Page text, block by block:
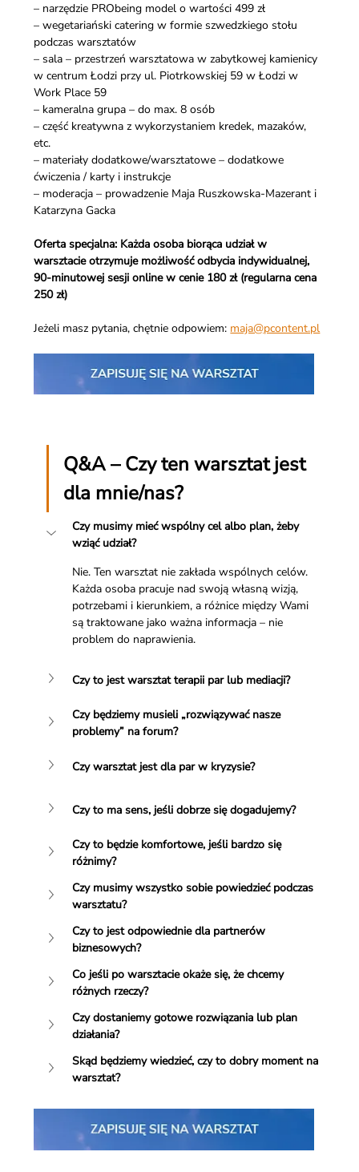
– narzędzie PRObeing model o wartości 499 zł
– wegetariański catering w formie szwedzkiego stołu
podczas warsztatów
– sala – przestrzeń warsztatowa w zabytkowej kamienicy
w centrum Łodzi przy ul. Piotrkowskiej 59 w Łodzi w
Work Place 59
– kameralna grupa – do max. 8 osób
– część kreatywna z wykorzystaniem kredek, mazaków,
etc.
– materiały dodatkowe/warsztatowe – dodatkowe
ćwiczenia / karty i instrukcje
– moderacja – prowadzenie Maja Ruszkowska-Mazerant i
Katarzyna Gacka
Oferta specjalna: Każda osoba biorąca udział w
warsztacie otrzymuje możliwość odbycia indywidualnej,
90-minutowej sesji online w cenie 180 zł (regularna cena
250 zł)
Jeżeli masz pytania, chętnie odpowiem: maja@pcontent.pl
Q&A – Czy ten warsztat jest
dla mnie/nas?
Czy musimy mieć wspólny cel albo plan, żeby
wziąć udział?
Nie. Ten warsztat nie zakłada wspólnych celów.
Każda osoba pracuje nad swoją własną wizją,
potrzebami i kierunkiem, a różnice między Wami
są traktowane jako ważna informacja – nie
problem do naprawienia.
Czy to jest warsztat terapii par lub mediacji?
Czy będziemy musieli „rozwiązywać nasze
problemy” na forum?
Czy warsztat jest dla par w kryzysie?
Czy to ma sens, jeśli dobrze się dogadujemy?
Czy to będzie komfortowe, jeśli bardzo się
różnimy?
Czy musimy wszystko sobie powiedzieć podczas
warsztatu?
Czy to jest odpowiednie dla partnerów
biznesowych?
Co jeśli po warsztacie okaże się, że chcemy
różnych rzeczy?
Czy dostaniemy gotowe rozwiązania lub plan
działania?
Skąd będziemy wiedzieć, czy to dobry moment na
warsztat?